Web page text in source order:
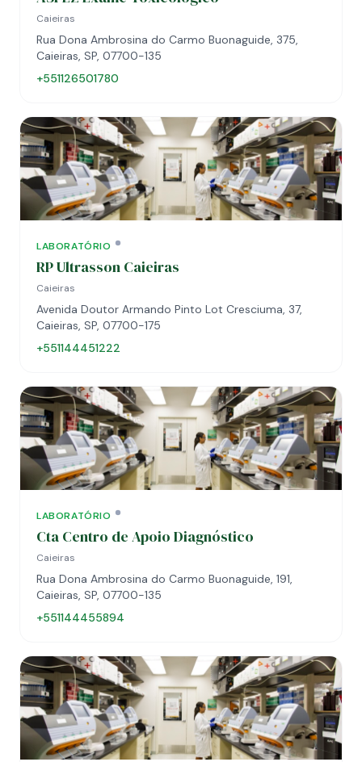
Caieiras
Rua Dona Ambrosina do Carmo Buonaguide, 375,
Caieiras, SP, 07700-135
+551126501780
LABORATÓRIO
RP Ultrasson Caieiras
Caieiras
Avenida Doutor Armando Pinto Lot Cresciuma, 37,
Caieiras, SP, 07700-175
+551144451222
LABORATÓRIO
Cta Centro de Apoio Diagnóstico
Caieiras
Rua Dona Ambrosina do Carmo Buonaguide, 191,
Caieiras, SP, 07700-135
+551144455894